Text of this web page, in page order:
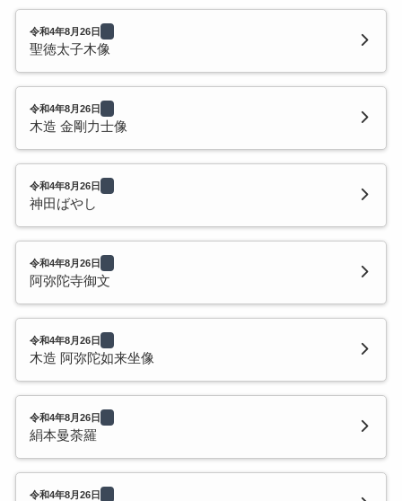
令和4年8月26日
聖徳太子木像
令和4年8月26日
木造 金剛力士像
令和4年8月26日
神田ばやし
令和4年8月26日
阿弥陀寺御文
令和4年8月26日
木造 阿弥陀如来坐像
令和4年8月26日
絹本曼荼羅
令和4年8月26日